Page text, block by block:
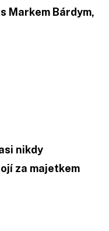
Markem Bárdym,
nikdy
za majetkem